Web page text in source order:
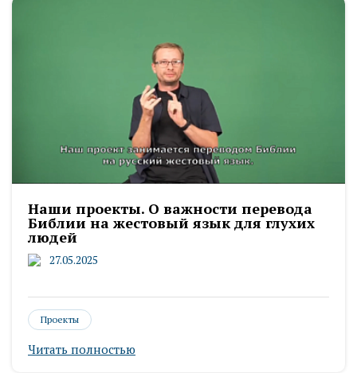
Наши проекты. О важности перевода
Библии на жестовый язык для глухих
людей
27.05.2025
Проекты
Читать полностью